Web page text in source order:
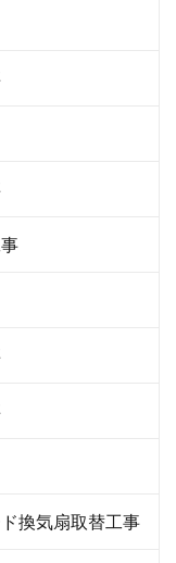
換気扇取替工事